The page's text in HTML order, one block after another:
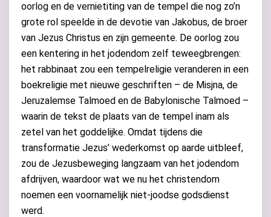
oorlog en de vernietiting van de tempel die nog zo’n
grote rol speelde in de devotie van Jakobus, de broer
van Jezus Christus en zijn gemeente. De oorlog zou
een kentering in het jodendom zelf teweegbrengen:
het rabbinaat zou een tempelreligie veranderen in een
boekreligie met nieuwe geschriften – de Misjna, de
Jeruzalemse Talmoed en de Babylonische Talmoed –
waarin de tekst de plaats van de tempel inam als
zetel van het goddelijke. Omdat tijdens die
transformatie Jezus’ wederkomst op aarde uitbleef,
zou de Jezusbeweging langzaam van het jodendom
afdrijven, waardoor wat we nu het christendom
noemen een voornamelijk niet-joodse godsdienst
werd.